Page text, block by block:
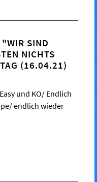
SIND
NICHTS
(16.04.21)
und KO/ Endlich
endlich wieder